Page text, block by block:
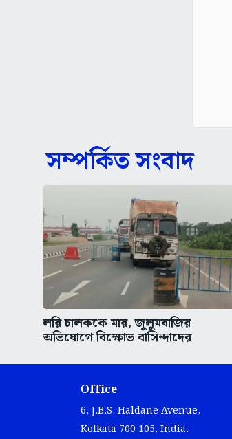
সম্পর্কিত সংবাদ
লরি চালককে মার, জুলুমবাজির
অভিযোগে বিক্ষোভ বাসিন্দাদের
Office
6, J.B.S. Haldane Avenue,
Kolkata 700 105, India.